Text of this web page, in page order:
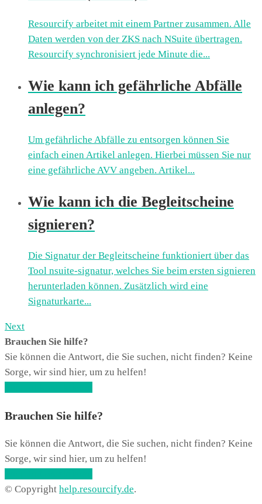
Resourcify arbeitet mit einem Partner zusammen. Alle
Daten werden von der ZKS nach NSuite übertragen.
Resourcify synchronisiert jede Minute die...
Wie kann ich gefährliche Abfälle
anlegen?
Um gefährliche Abfälle zu entsorgen können Sie
einfach einen Artikel anlegen. Hierbei müssen Sie nur
eine gefährliche AVV angeben. Artikel...
Wie kann ich die Begleitscheine
signieren?
Die Signatur der Begleitscheine funktioniert über das
Tool nsuite-signatur, welches Sie beim ersten signieren
herunterladen können. Zusätzlich wird eine
Signaturkarte...
Next
Brauchen Sie hilfe?
Sie können die Antwort, die Sie suchen, nicht finden? Keine
Sorge, wir sind hier, um zu helfen!
Brauchen Sie hilfe?
Sie können die Antwort, die Sie suchen, nicht finden? Keine
Sorge, wir sind hier, um zu helfen!
© Copyright help.resourcify.de.